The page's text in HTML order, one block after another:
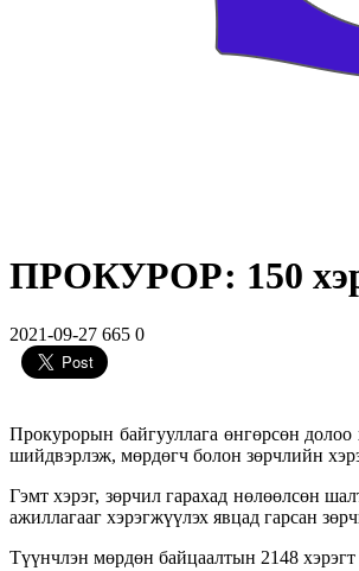
ПРОКУРОР: 150
2021-09-27 665 0
Прокурорын байгууллага өнгөрсөн
шийдвэрлэж, мөрдөгч болон зөрчлийн
Гэмт хэрэг, зөрчил гарахад нөлөөлсөн
ажиллагааг хэрэгжүүлэх явцад гарсан
Түүнчлэн мөрдөн байцаалтын 2148